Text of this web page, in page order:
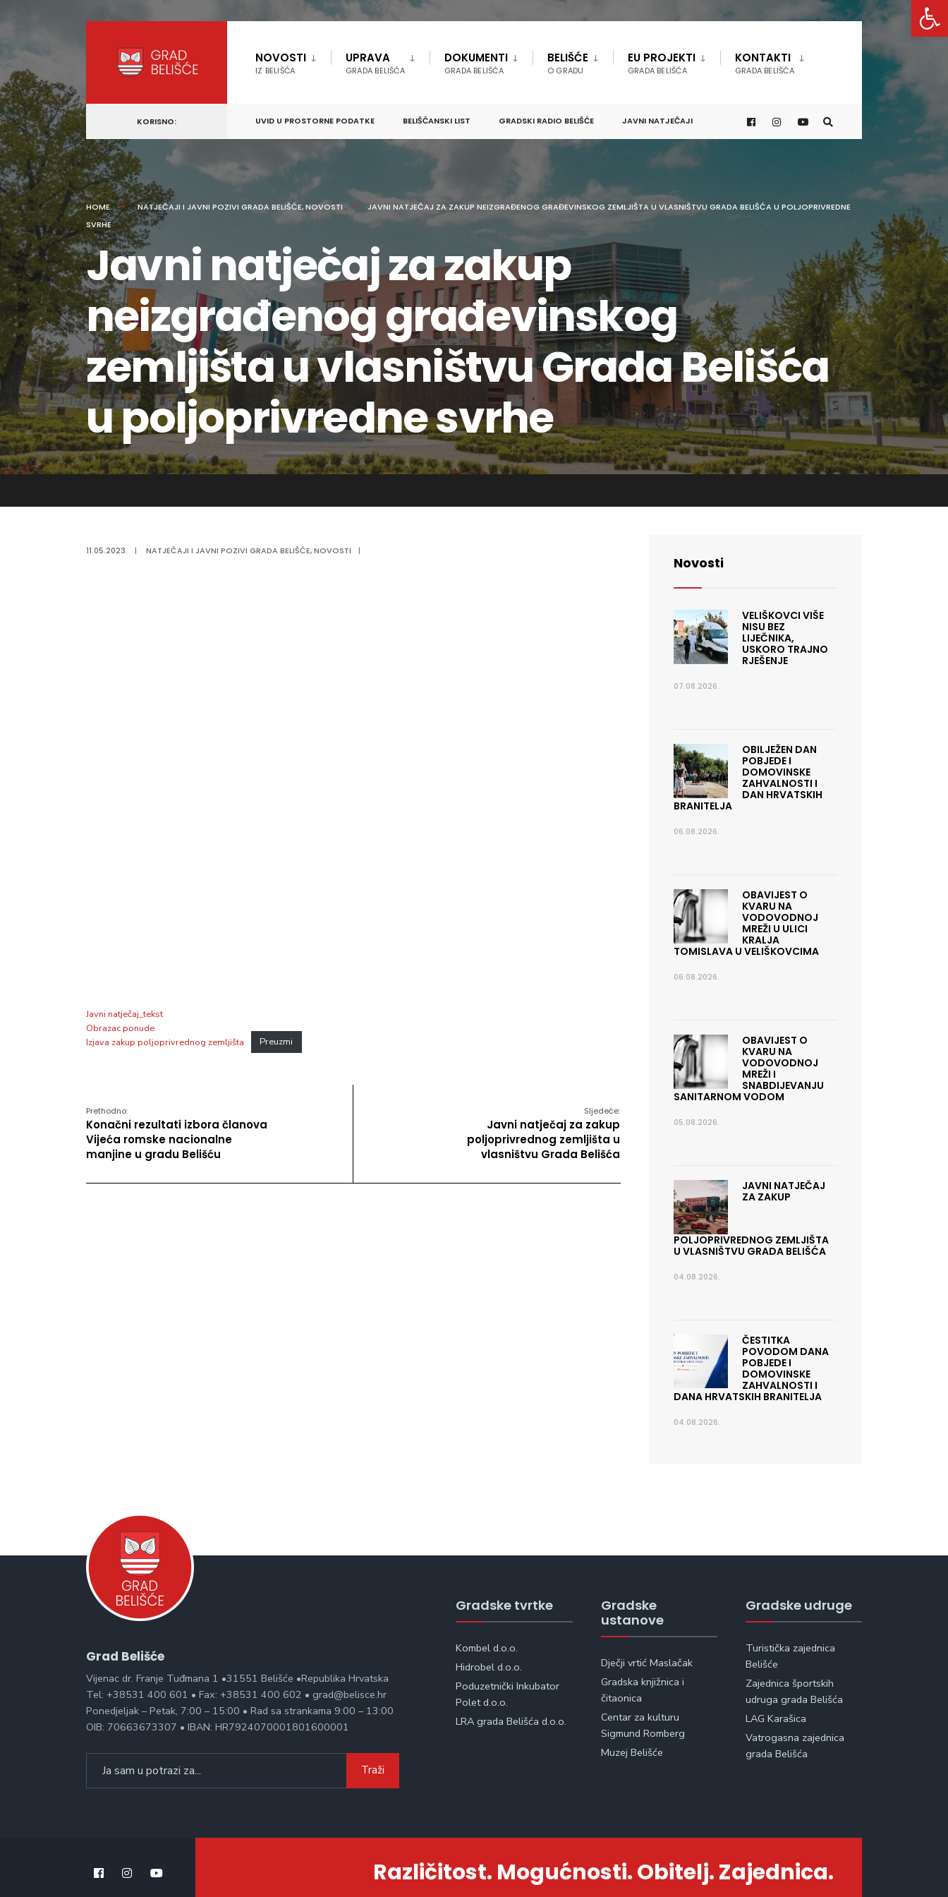
content
NOVOSTI
IZ BELIŠĆA
UPRAVA
GRADA BELIŠĆA
DOKUMENTI
GRADA BELIŠĆA
BELIŠĆE
O GRADU
EU PROJEKTI
GRADA BELIŠĆA
KONTAKTI
GRADA BELIŠĆA
KORISNO: UVID U PROSTORNE PODATKE BELIŠĆANSKI LIST GRADSKI RADIO BELIŠĆE JAVNI NATJEČAJI
HOME NATJEČAJI I JAVNI POZIVI GRADA BELIŠĆE,NOVOSTI
JAVNI NATJEČAJ ZA ZAKUP NEIZGRAĐENOG GRAĐEVINSKOG ZEMLJIŠTA U VLASNIŠTVU GRADA BELIŠĆA U POLJOPRIVREDNE
SVRHE
Javni natječaj za zakup
neizgrađenog građevinskog
zemljišta u vlasništvu Grada Belišća
u poljoprivredne svrhe
11.05.2023. | NATJEČAJI I JAVNI POZIVI GRADA BELIŠĆE,NOVOSTI |
Javni natječaj_tekst
Obrazac ponude
Izjava zakup poljoprivrednog zemljišta
Preuzmi
Prethodno:
Konačni rezultati izbora članova
Vijeća romske nacionalne
manjine u gradu Belišću
Sljedeće:
Javni natječaj za zakup
poljoprivrednog zemljišta u
vlasništvu Grada Belišća
Novosti
VELIŠKOVCI VIŠE
NISU BEZ
LIJEČNIKA,
USKORO TRAJNO
RJEŠENJE
07.08.2026.
OBILJEŽEN DAN
POBJEDE I
DOMOVINSKE
ZAHVALNOSTI I
DAN HRVATSKIH
BRANITELJA
06.08.2026.
OBAVIJEST O
KVARU NA
VODOVODNOJ
MREŽI U ULICI
KRALJA
TOMISLAVA U VELIŠKOVCIMA
06.08.2026.
OBAVIJEST O
KVARU NA
VODOVODNOJ
MREŽI I
SNABDIJEVANJU
SANITARNOM VODOM
05.08.2026.
JAVNI NATJEČAJ
ZA ZAKUP
POLJOPRIVREDNOG ZEMLJIŠTA
U VLASNIŠTVU GRADA BELIŠĆA
04.08.2026.
ČESTITKA
POVODOM DANA
POBJEDE I
DOMOVINSKE
ZAHVALNOSTI I
DANA HRVATSKIH BRANITELJA
04.08.2026.
Grad Belišće
Vijenac dr. Franje Tuđmana 1 •31551 Belišće •Republika Hrvatska
Tel: +38531 400 601 • Fax: +38531 400 602 • grad@belisce.hr
Ponedjeljak – Petak, 7:00 – 15:00 • Rad sa strankama 9:00 – 13:00
OIB: 70663673307 • IBAN: HR7924070001801600001
Traži
Gradske tvrtke
Kombel d.o.o.
Hidrobel d.o.o.
Poduzetnički Inkubator
Polet d.o.o.
LRA grada Belišća d.o.o.
Gradske
ustanove
Dječji vrtić Maslačak
Gradska knjižnica i
čitaonica
Centar za kulturu
Sigmund Romberg
Muzej Belišće
Gradske udruge
Turistička zajednica
Belišće
Zajednica športskih
udruga grada Belišća
LAG Karašica
Vatrogasna zajednica
grada Belišća
Različitost. Mogućnosti. Obitelj. Zajednica.